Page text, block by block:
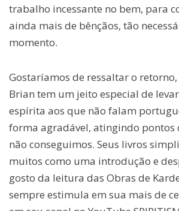
trabalho incessante no bem, para
ainda mais de bênçãos, tão
momento.
Gostaríamos de ressaltar o
Brian tem um jeito especial de
espírita aos que não falam
forma agradável, atingindo pontos
não conseguimos. Seus livros
muitos como uma introdução e
gosto da leitura das Obras de
sempre estimula em sua mais de